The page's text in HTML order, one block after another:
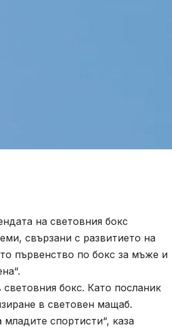
на световния бокс
свързани с развитието на
първенство по бокс за мъже и
бокс. Като посланик
в световен мащаб.
спортисти“, каза